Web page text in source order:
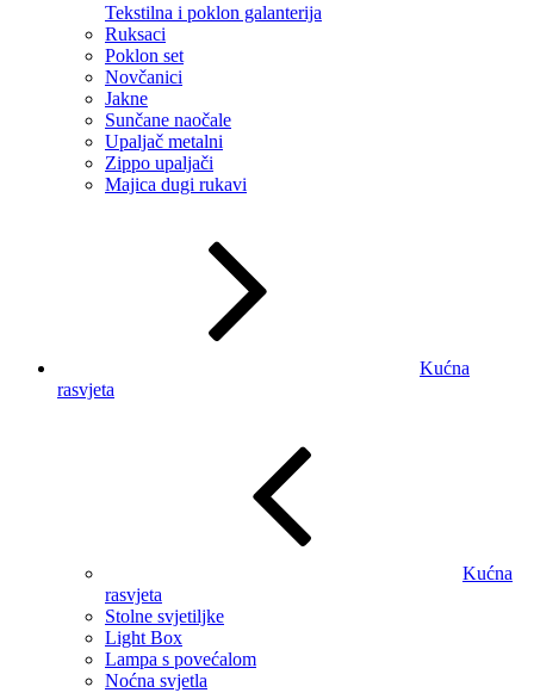
Tekstilna i poklon galanterija
Ruksaci
Poklon set
Novčanici
Jakne
Sunčane naočale
Upaljač metalni
Zippo upaljači
Majica dugi rukavi
Kućna
rasvjeta
Kućna
rasvjeta
Stolne svjetiljke
Light Box
Lampa s povećalom
Noćna svjetla